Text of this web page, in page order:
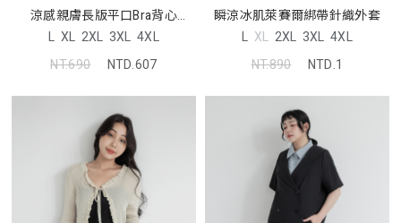
涼感親膚長版平口Bra背心
Pobra
L XL 2XL 3XL 4XL
NT.690
NTD.607
瞬涼冰肌萊賽爾綁帶針織外套
L XL 2XL 3XL 4XL
NT.890
NTD.1